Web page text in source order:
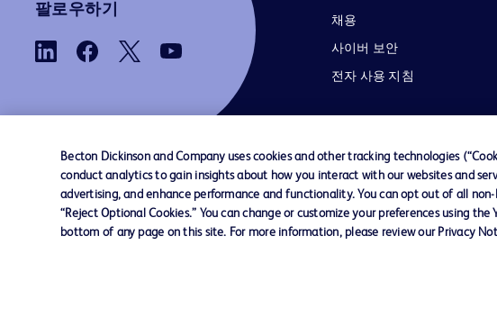
팔로우하기
채용
사이버 보안
전자 사용 지침
당사로 문의하기 쿠키 기본 설정 개인정보 이용 약관
Becton Dickinson and Company uses cookies and other tracking technologies
conduct analytics to gain insights about how you interact with our websites and
advertising, and enhance performance and functionality. You can opt out of all non-
“Reject Optional Cookies.” You can change or customize your preferences using the
bottom of any page on this site. For more information, please review our Privacy